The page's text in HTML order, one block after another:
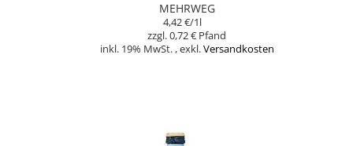
MEHRWEG
4,42 €/1l
0,72 €
inkl. 19% MwSt. ,exkl.Versandkosten